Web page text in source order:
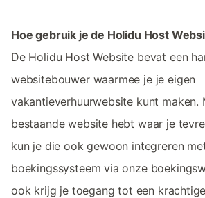
Hoe gebruik je de Holidu Host
De Holidu Host Website bevat een
websitebouwer waarmee je je eigen
vakantieverhuurwebsite kunt maken.
bestaande website hebt waar je
kun je die ook gewoon integreren
boekingssysteem via onze
ook krijg je toegang tot een